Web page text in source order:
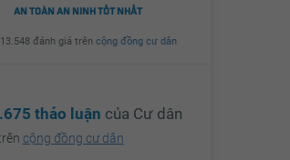
AN TOÀN AN NINH TỐT NHẤT
đánh giá trên cộng đồng cư dân
thảo luận của Cư dân
cộng đồng cư dân